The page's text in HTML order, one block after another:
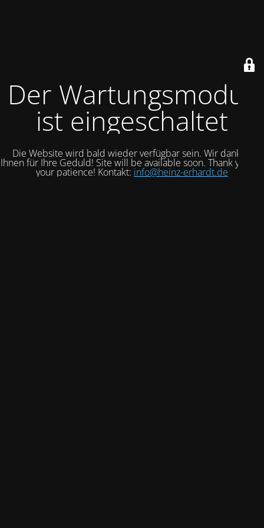
Der Wartungsmodus
ist eingeschaltet
Die Website wird bald wieder verfügbar sein. Wir danken
Ihnen für Ihre Geduld! Site will be available soon. Thank you for
your patience! Kontakt: info@heinz-erhardt.de